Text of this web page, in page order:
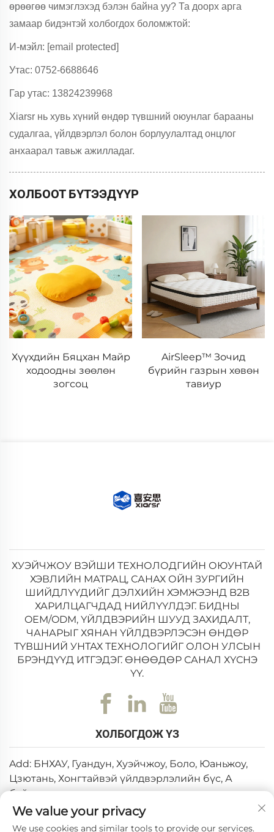
өрөөгөө чимэглэхэд бэлэн байна уу? Та доорх арга
замаар бидэнтэй холбогдох боломжтой:
И-мэйл: [email protected]
Утас: 0752-6688646
Гар утас: 13824239968
Xiarsr нь хувь хүний өндөр түвшний оюунлаг барааны
судалгаа, үйлдвэрлэл болон борлуулалтад онцлог
анхаарал тавьж ажилладаг.
ХОЛБООТ БҮТЭЭДҮҮР
Хүүхдийн Бяцхан Майр
ходоодны зөөлөн
зогсоц
AirSleep™ Зочид
бүрийн газрын хөвөн
тавиур
ХУЭЙЧЖОУ ВЭЙШИ ТЕХНОЛОДГИЙН ОЮУНТАЙ
ХЭВЛИЙН МАТРАЦ, САНАХ ОЙН ЗУРГИЙН
ШИЙДЛҮҮДИЙГ ДЭЛХИЙН ХЭМЖЭЭНД B2B
ХАРИЛЦАГЧДАД НИЙЛҮҮЛДЭГ. БИДНЫ
OEM/ODM, ҮЙЛДВЭРИЙН ШУУД ЗАХИДАЛТ,
ЧАНАРЫГ ХЯНАН ҮЙЛДВЭРЛЭСЭН ӨНДӨР
ТҮВШНИЙ УНТАХ ТЕХНОЛОГИЙГ ОЛОН УЛСЫН
БРЭНДҮҮД ИТГЭДЭГ. ӨНӨӨДӨР САНАЛ ХҮСНЭ
ҮҮ.
ХОЛБОГДОЖ ҮЗ
Add: БНХАУ, Гуандун, Хуэйчжоу, Боло, Юаньжоу,
Цзютань, Хонгтайвэй үйлдвэрлэлийн бүс, А
байшин
Имэйл:[email protected]
We value your privacy
We use cookies and similar tools to provide our services.